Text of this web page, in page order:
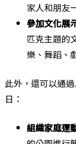
家人和朋友
參加文化展
匹克主題的
樂、舞蹈、
此外，還可以通
日：
組織家庭運